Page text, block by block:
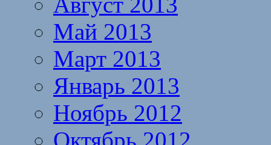
Май 2013
Март 2013
Январь 2013
Ноябрь 2012